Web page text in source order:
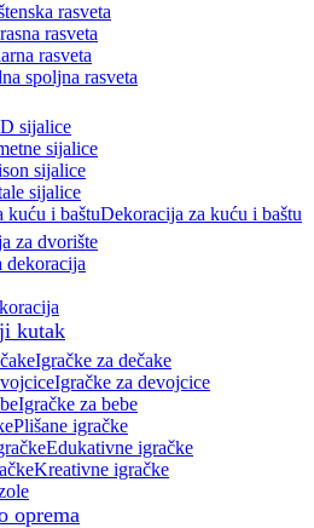
rasveta
rasveta
rasveta
spoljna rasveta
sijalice
sijalice
sijalice
sijalice
Dekoracija za kuću i baštu
za dvorište
dekoracija
kutak
Igračke za dečake
Igračke za devojcice
Igračke za bebe
Plišane igračke
Edukativne igračke
Kreativne igračke
oprema